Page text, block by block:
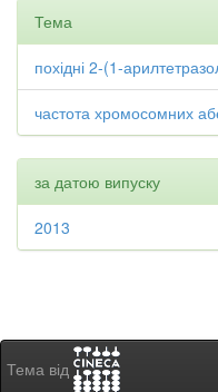
Тема
похідні 2-(1-
частота хромосомних
за датою випуску
2013
Тема від